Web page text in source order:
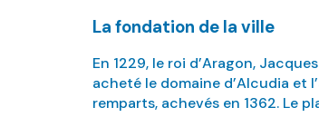
La fondation de la ville
En 1229, le roi d’Aragon,
acheté le domaine d’Alcudia et
remparts, achevés en 1362. Le